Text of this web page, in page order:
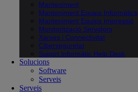
Manteniment
Manteniment Equips Informàtics
Manteniment Equips Impressió
Monitorització Servidors
Xarxes i Connectivitat
Ciberseguretat
Suport Informàtic Help Desk
Solucions
Software
Serveis
Serveis